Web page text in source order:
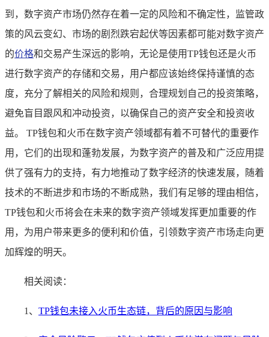
到，数字资产市场仍然存在着一定的风险和不确定性，监管政
策的风云变幻、市场的剧烈跌宕起伏等因素都可能对数字资产
的价格和交易产生深远的影响，无论是使用TP钱包还是火币
进行数字资产的存储和交易，用户都应该始终保持谨慎的态
度，充分了解相关的风险和规则，合理规划自己的投资策略，
避免盲目跟风和冲动投资，以确保自己的资产安全和投资收
益。 TP钱包和火币在数字资产领域都有着不可替代的重要作
用，它们的出现和蓬勃发展，为数字资产的普及和广泛应用提
供了强有力的支持，有力地推动了数字经济的快速发展，随着
技术的不断进步和市场的不断成熟，我们有足够的理由相信，
TP钱包和火币将会在未来的数字资产领域发挥更加重要的作
用，为用户带来更多的便利和价值，引领数字资产市场走向更
加辉煌的明天。
相关阅读：
1、 TP钱包未接入火币生态链，背后的原因与影响